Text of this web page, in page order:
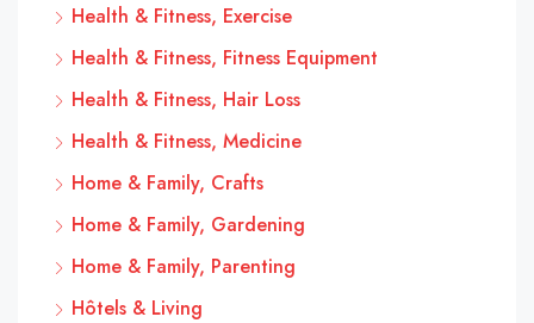
Health & Fitness, Exercise
Health & Fitness, Fitness Equipment
Health & Fitness, Hair Loss
Health & Fitness, Medicine
Home & Family, Crafts
Home & Family, Gardening
Home & Family, Parenting
Hôtels & Living